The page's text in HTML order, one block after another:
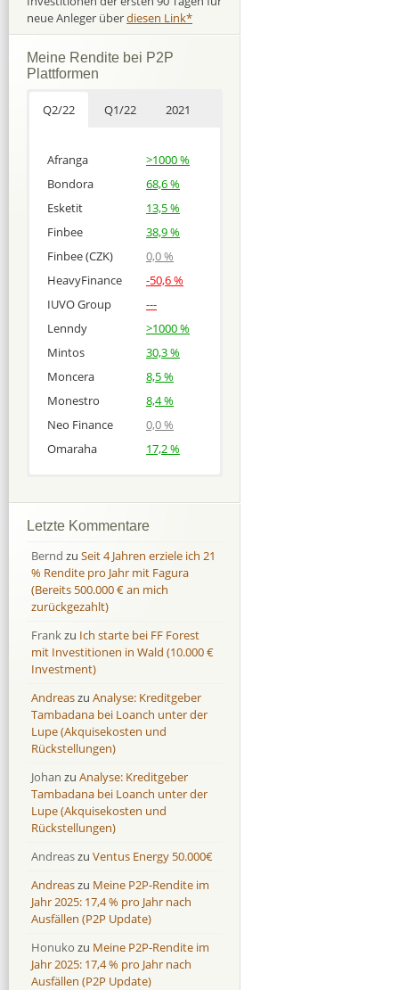
neue Anleger überdiesen Link*
Meine Rendite bei P2P
Plattformen
Q2/22 Q1/22 2021
Afranga
>1000 %
Bondora
68,6 %
Esketit
13,5 %
Finbee
38,9 %
Finbee (CZK)
0,0 %
HeavyFinance
-50,6 %
IUVO Group
---
Lenndy
>1000 %
Mintos
30,3 %
Moncera
8,5 %
Monestro
8,4 %
Neo Finance
0,0 %
Omaraha
17,2 %
Bondora
Finbee
43,2%
Finbee (CZK)
0,0 %
HeavyFinance
IUVO Group
-32,2 %
Lenndy
-314,6 %
Moncera
8,0 %
Monestro
9,1 %
Neo Finance
Omaraha
16,4 %
Bondora
Finbee
35,2%
Finbee (CZK)
0,0 %
HeavyFinance
IUVO Group
-55,0 %
Lenndy
146,5 %
Moncera
11,1 %
Monestro
>1000%
Neo Finance
Omaraha
18,0 %
Letzte Kommentare
Bernd zu Seit 4 Jahren erziele ich 21
% Rendite pro Jahr mit Fagura
(Bereits 500.000 € an mich
zurückgezahlt)
Frankzu Ich starte bei FF Forest
mit Investitionen in Wald (10.000 €
Investment)
Andreaszu Analyse: Kreditgeber
Tambadana bei Loanch unter der
Lupe (Akquisekosten und
Rückstellungen)
Johan zu Analyse: Kreditgeber
Tambadana bei Loanch unter der
Lupe (Akquisekosten und
Rückstellungen)
Andreaszu Ventus Energy 50.000€
Andreaszu Meine P2P-Rendite im
Jahr 2025: 17,4 % pro Jahr nach
Ausfällen (P2P Update)
Honuko zu Meine P2P-Rendite im
Jahr 2025: 17,4 % pro Jahr nach
Ausfällen (P2P Update)